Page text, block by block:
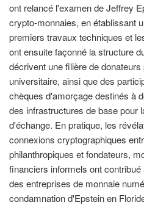
ont relancé l'examen de Jeffrey
crypto-monnaies, en établissant
premiers travaux techniques et
ont ensuite façonné la structure
décrivent une filière de
universitaire, ainsi que des
chèques d'amorçage destinés à
des infrastructures de base pour
d'échange. En pratique, les
connexions cryptographiques
philanthropiques et fondateurs,
financiers informels ont
des entreprises de monnaie
condamnation d'Epstein en